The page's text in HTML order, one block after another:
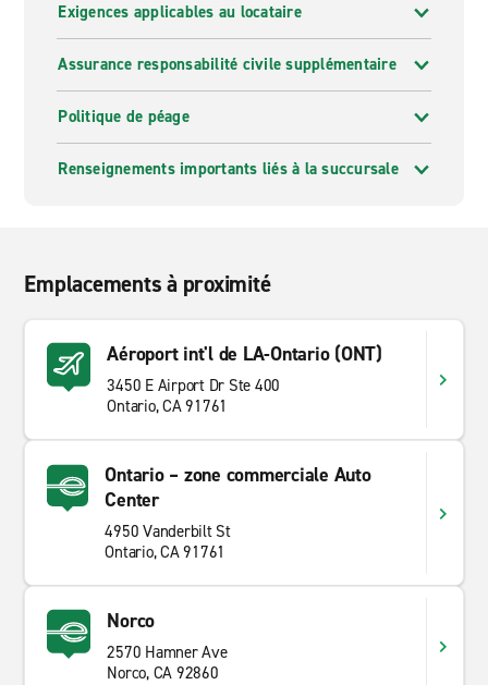
Exigences applicables au locataire
Assurance responsabilité civile supplémentaire
Politique de péage
Renseignements importants liés à la succursale
Emplacements à proximité
Aéroport int'l de LA-Ontario (ONT)
3450 E Airport Dr Ste 400
Ontario, CA 91761
Ontario – zone commerciale Auto
Center
4950 Vanderbilt St
Ontario, CA 91761
Norco
2570 Hamner Ave
Norco, CA 92860